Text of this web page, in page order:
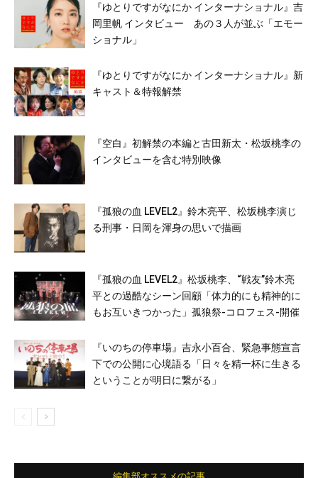
『ゆとりですがなにか インターナショナル』吉
岡里帆 インタビュー あの３人が並ぶ「エモー
ショナル」
『ゆとりですがなにか インターナショナル』新
キャスト＆特報解禁
『空白』初解禁の本編と古田新太・松坂桃李の
インタビューを含む特別映像
『孤狼の血 LEVEL2』鈴木亮平、松坂桃李演じ
る刑事・日岡を渾身の思いで描画
『孤狼の血 LEVEL2』松坂桃李、“戦友”鈴木亮
平との過酷なシーン回顧「体力的にも精神的に
もお互いきつかった」孤狼祭-コロフェス-開催
『いのちの停車場』吉永小百合、緊急事態宣言
下での公開に心境語る「日々を精一杯に生きる
ということが明日に繋がる」